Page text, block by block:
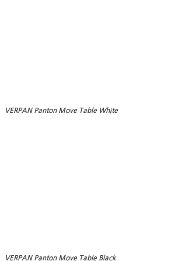
VERPAN Panton Move Table White
VERPAN Panton Move Table Black